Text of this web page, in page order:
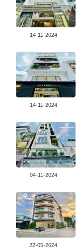
14-11-2024
14-11-2024
04-11-2024
22-05-2024